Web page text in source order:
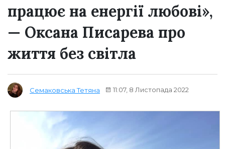
працює на енергії любові»,
— Оксана Писарева про
життя без світла
Семаковська Тетяна 11:07, 8 Листопада 2022